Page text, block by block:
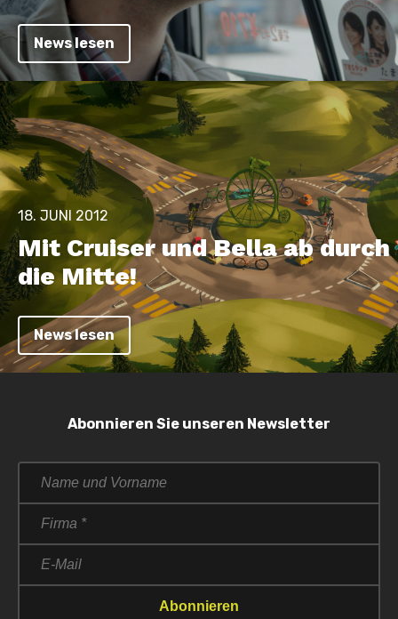
News lesen
18. JUNI 2012
Mit Cruiser und Bella ab durch
die Mitte!
News lesen
Abonnieren Sie unseren Newsletter